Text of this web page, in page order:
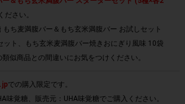
ださい。
もち麦満腹バー＆もち玄米満腹バー お試しセット
ット、もち玄米麦満腹バー焼きおにぎり風味 10袋
似商品との間違いにお気をつけください。
での購入限定です。
味覚糖、販売元：UHA味覚糖でご購入ください。